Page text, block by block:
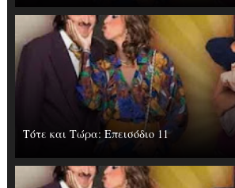
Τότε και Τώρα: Επεισόδιο 11